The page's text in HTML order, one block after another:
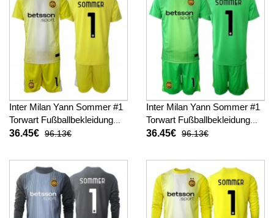
Inter Milan Yann Sommer #1
Torwart Fußballbekleidung
Auswärtstrikot Kinder 2025-
36.45€ 96.13€
Inter Milan Yann Sommer #1
Torwart Fußballbekleidung
3rd trikot Kinder 2025-26
36.45€ 96.13€